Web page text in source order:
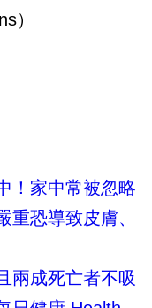
）
！家中常被忽略
重恐導致皮膚、
兩成死亡者不吸